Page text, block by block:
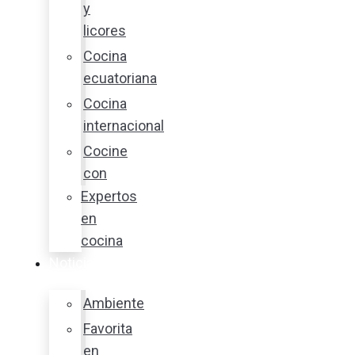
y
licores
Cocina
ecuatoriana
Cocina
internacional
Cocine
con
Expertos
en
cocina
Ambiente
Favorita
en